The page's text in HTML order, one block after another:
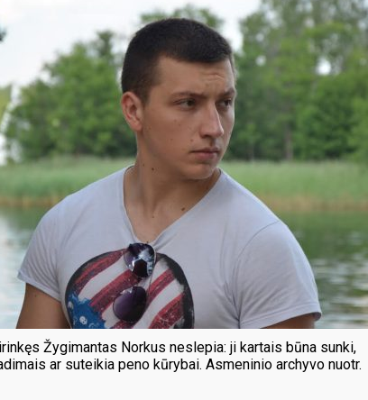
Žygimantas Norkus neslepia: ji kartais būna sunki,
ar suteikia peno kūrybai. Asmeninio archyvo nuotr.